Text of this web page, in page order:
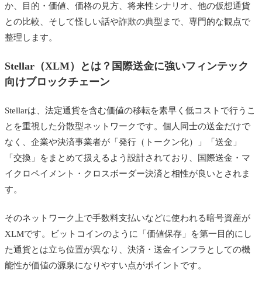
か、目的・価値、価格の見方、将来性シナリオ、他の仮想通貨
との比較、そして怪しい話や詐欺の典型まで、専門的な観点で
整理します。
Stellar（XLM）とは？国際送金に強いフィンテック
向けブロックチェーン
Stellarは、法定通貨を含む価値の移転を素早く低コストで行うこ
とを重視した分散型ネットワークです。個人同士の送金だけで
なく、企業や決済事業者が「発行（トークン化）」「送金」
「交換」をまとめて扱えるよう設計されており、国際送金・マ
イクロペイメント・クロスボーダー決済と相性が良いとされま
す。
そのネットワーク上で手数料支払いなどに使われる暗号資産が
XLMです。ビットコインのように「価値保存」を第一目的にし
た通貨とは立ち位置が異なり、決済・送金インフラとしての機
能性が価値の源泉になりやすい点がポイントです。